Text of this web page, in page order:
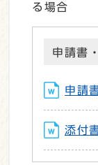
る場合
申請書
申請
添付